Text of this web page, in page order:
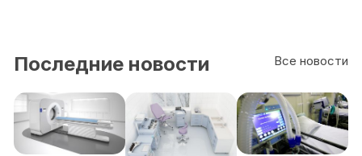
Все новости
Последние новости